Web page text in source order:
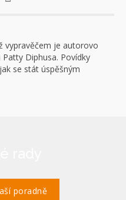
vypravěčem je autorovo
Diphusa. Povídky
se stát úspěšným
poradně